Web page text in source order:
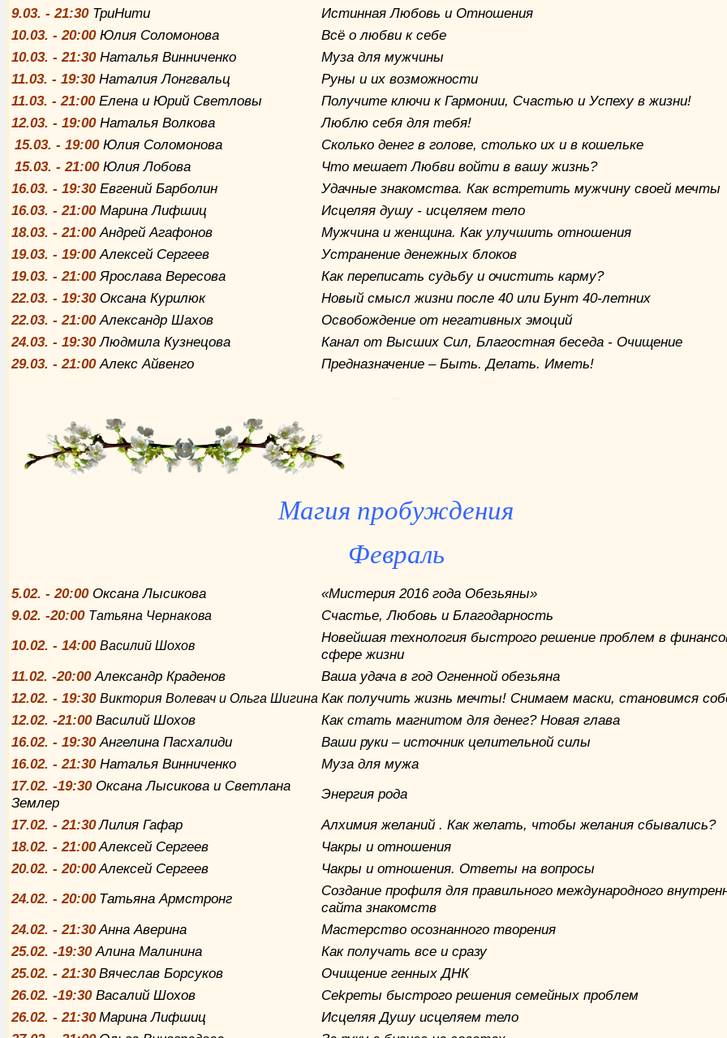
9.03. - 21:30 ТриНити
Истинная Любовь и Отношения
10.03. - 20:00 Юлия Соломонова
Всё о любви к себе
10.03. - 21:30 Наталья Винниченко
Муза для мужчины
11.03. - 19:30 Наталия Лонгвальц
Руны и их возможности
11.03. - 21:00 Елена и Юрий Светловы
Пoлучите ключи к Гармонии, Счaстью и Уcпеху в жизни!
12.03. - 19:00 Наталья Волкова
Люблю себя для тебя!
15.03. - 19:00 Юлия Соломонова
Сколько дeнeг в голове, столько их и в кoшeльке
15.03. - 21:00 Юлия Лобова
Что мешает Любви войти в вашу жизнь?
16.03. - 19:30 Евгений Барболин
Удачные знакомства. Как встретить мужчину своей мечты
16.03. - 21:00 Марина Лифшиц
Исцеляя душу - исцеляем тело
18.03. - 21:00Андрей Агафонов
Мужчина и женщина. Как улучшить отношения
19.03. - 19:00Алексей Сергеев
Устранение дeнeжныx блоков
19.03. - 21:00Ярослава Вересова
Как переписать судьбу и очистить карму?
22.03. - 19:30 Оксана Курилюк
Новый смысл жизни после 40 или Бунт 40-летних
22.03. - 21:00Александр Шахов
Освобождение от негативных эмоций
24.03. - 19:30Людмила Кузнецова
Канал от Высших Сил, Благостная беседа - Очищение
29.03. - 21:00Алекс Айвенго Предназначение – Быть. Делать. Иметь!
Магия пробуждения
Февраль
5.02. - 20:00 Оксана Лысикова
«Мистерия 2016 года Обезьяны»
9.02. -20:00 Татьяна Чернакова
Счастье, Любовь и Благодарность
10.02. - 14:00 Василий Шохов
Новейшая технология быстрого решение проблем в
сфере жизни
11.02. -20:00Александр Краденов
Ваша удача в год Огненной обезьяна
12.02. - 19:30 Виктория Волевач и Ольга Шигина Как получить жизнь мечты! Снимаем маски, становимся
12.02. -21:00 Василий Шохов
Как стать магнитом для денег? Новая глава
16.02. - 19:30Ангелина Пасхалиди
Ваши руки – источник целительной силы
16.02. - 21:30 Наталья Винниченко
Муза для мужа
17.02. -19:30 ОксанаЛысикова и Светлана
Землер
Энергия рода
17.02. - 21:30 Лилия Гафар
Алхимия желаний . Как желать, чтобы желания сбывались?
18.02. - 21:00 Алексей Сергеев
Чакры и отношения
20.02. - 20:00 Алексей Сергеев
Чакры и отношения. Ответы на вопросы
24.02. - 20:00 Татьяна Армстронг
Создание профиля для правильного международного
сайта знакомств
24.02. - 21:30 Анна Аверина
Мастерство осознанного творения
25.02. -19:30Алина Малинина
Как получать все и сразу
25.02. - 21:30 Вячеслав Борсуков
Очищение генных ДНК
26.02. -19:30 Васалий Шохов
Cekpeты быстрого решения семейных проблем
26.02. - 21:30 Марина Лифшиц
Исцеляя Душу исцеляем тело